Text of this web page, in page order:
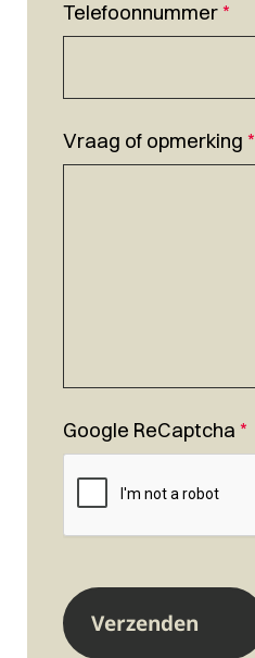
Telefoonnummer*
Vraag of opmerking *
Google ReCaptcha *